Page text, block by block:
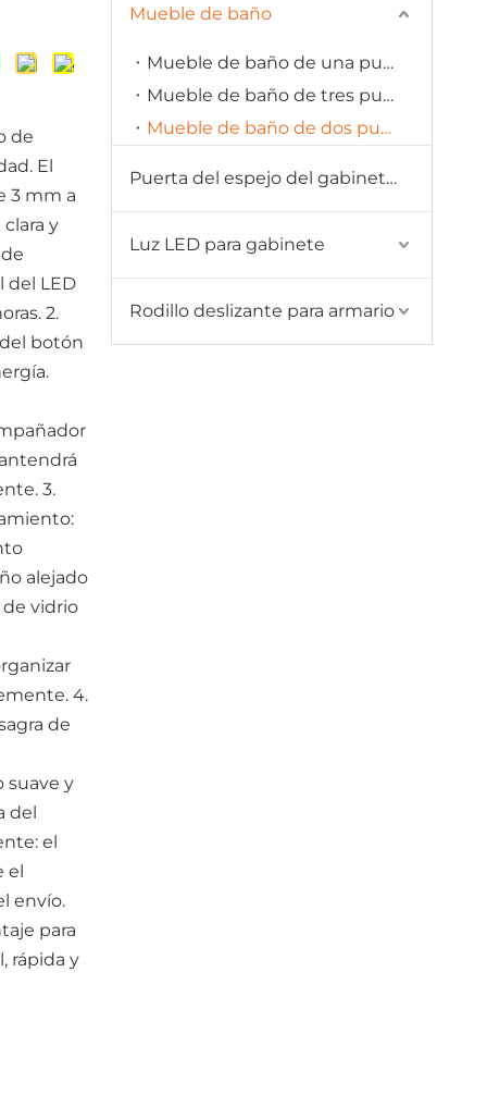
de
El
3 mm a
y
del LED
2.
botón
3.
alejado
de vidrio
4.
de
suave y
del
el
el
envío.
para
rápida y
Mueble de baño
Mueble de baño de una puerta
Mueble de baño de tres puertas
Mueble de baño de dos puertas
Puerta del espejo del gabinete del baño
Luz LED para gabinete
Rodillo deslizante para armario